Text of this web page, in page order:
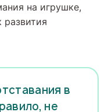
на игрушке,
в
не